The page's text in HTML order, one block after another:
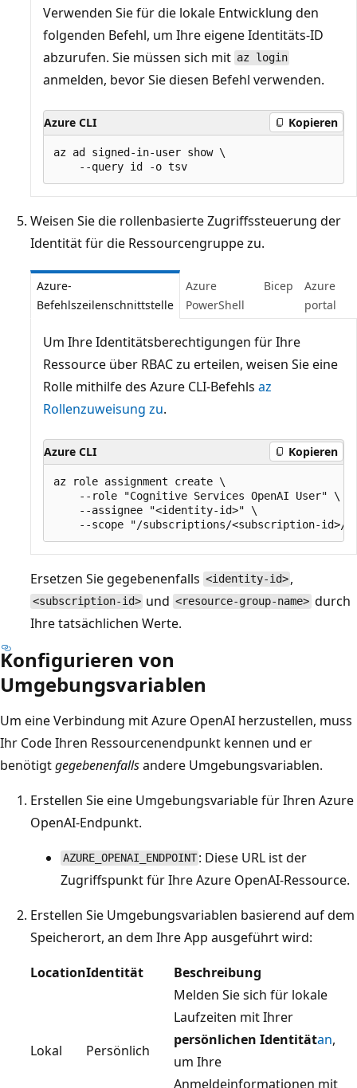
Verwenden Sie für die lokale Entwicklung den
folgenden Befehl, um Ihre eigene Identitäts-ID
abzurufen. Sie müssen sich mit az login
anmelden, bevor Sie diesen Befehl verwenden.
Azure CLI Kopieren
az ad signed-in-user show \
Weisen Sie die rollenbasierte Zugriffssteuerung der
Identität für die Ressourcengruppe zu.
Azure-
Befehlszeilenschnittstelle
Azure
PowerShell
Bicep
Azure
portal
Um Ihre Identitätsberechtigungen für Ihre
Ressource über RBAC zu erteilen, weisen Sie eine
Rolle mithilfe des Azure CLI-Befehls az
Rollenzuweisung zu.
Azure CLI Kopieren
az role assignment create \
    --role "Cognitive Services OpenAI User" \
    --assignee "<identity-id>" \
Ersetzen Sie gegebenenfalls <identity-id> ,
<subscription-id> und <resource-group-name> durch
Ihre tatsächlichen Werte.
Konfigurieren von
Umgebungsvariablen
Um eine Verbindung mit Azure OpenAI herzustellen, muss
Ihr Code Ihren Ressourcenendpunkt kennen und er
benötigtgegebenenfallsandere Umgebungsvariablen.
Erstellen Sie eine Umgebungsvariable für Ihren Azure
OpenAI-Endpunkt.
AZURE_OPENAI_ENDPOINT : Diese URL ist der
Zugriffspunkt für Ihre Azure OpenAI-Ressource.
Erstellen Sie Umgebungsvariablen basierend auf dem
Speicherort, an dem Ihre App ausgeführt wird:
LocationIdentität Beschreibung
Lokal Persönlich
Melden Sie sich für lokale
Laufzeiten mit Ihrer
persönlichen Identitätan,
um Ihre
Anmeldeinformationen mit